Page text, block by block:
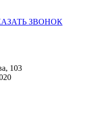
ЗВОНОК
103